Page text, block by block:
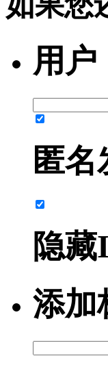
用户
匿名
隐
添加